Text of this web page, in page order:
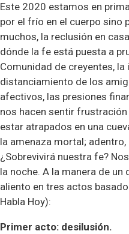
Este 2020 estamos en
por el frío en el cuerpo sino
muchos, la reclusión en
dónde la fe está puesta a
Comunidad de creyentes, la
distanciamiento de los
afectivos, las presiones
nos hacen sentir
estar atrapados en una
la amenaza mortal;
¿Sobrevivirá nuestra fe?
la noche. A la manera de
aliento en tres actos
Habla Hoy):
Primer acto: desilusión.